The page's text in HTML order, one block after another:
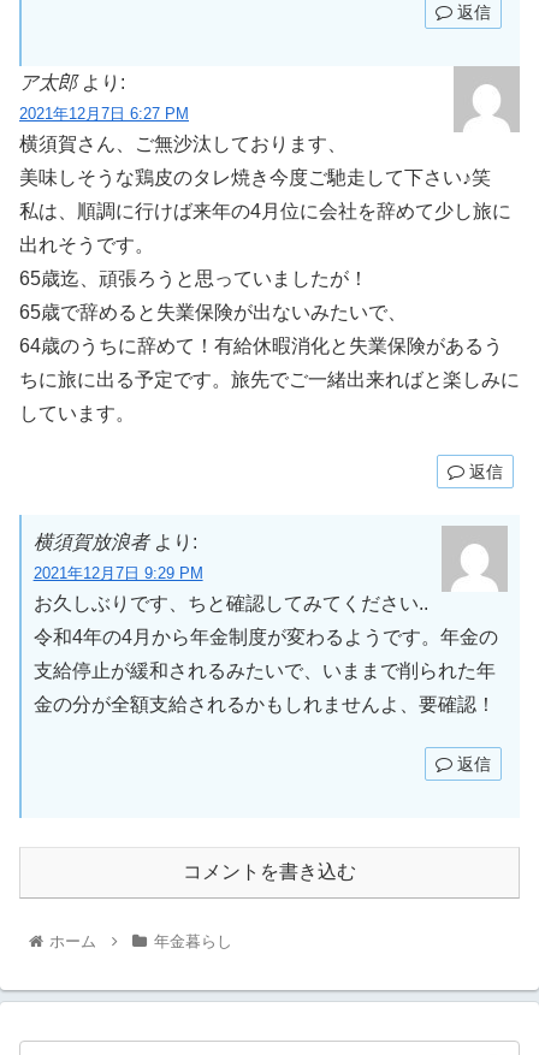
返信
ア太郎 より:
2021年12月7日 6:27 PM
横須賀さん、ご無沙汰しております、
美味しそうな鶏皮のタレ焼き今度ご馳走して下さい♪笑
私は、順調に行けば来年の4月位に会社を辞めて少し旅に
出れそうです。
65歳迄、頑張ろうと思っていましたが！
65歳で辞めると失業保険が出ないみたいで、
64歳のうちに辞めて！有給休暇消化と失業保険があるう
ちに旅に出る予定です。旅先でご一緒出来ればと楽しみに
しています。
返信
横須賀放浪者 より:
2021年12月7日 9:29 PM
お久しぶりです、ちと確認してみてください..
令和4年の4月から年金制度が変わるようです。年金の
支給停止が緩和されるみたいで、いままで削られた年
金の分が全額支給されるかもしれませんよ、要確認！
返信
コメントを書き込む
ホーム 年金暮らし